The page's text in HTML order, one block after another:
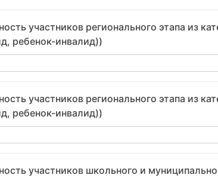
участников регионального этапа из
ребенок-инвалид))
участников регионального этапа из
ребенок-инвалид))
участников школьного и